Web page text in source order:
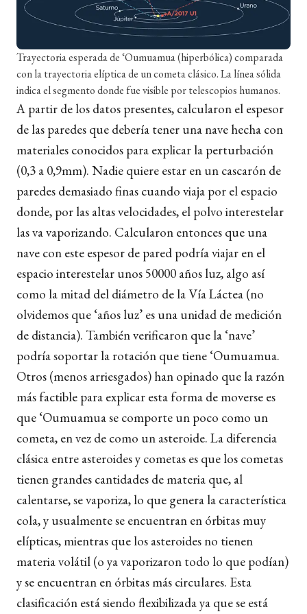
Trayectoria esperada de ‘Oumuamua (hiperbólica) comparada
con la trayectoria elíptica de un cometa clásico. La línea sólida
indica el segmento donde fue visible por telescopios humanos.
A partir de los datos presentes, calcularon el espesor
de las paredes que debería tener una nave hecha con
materiales conocidos para explicar la perturbación
(0,3 a 0,9mm). Nadie quiere estar en un cascarón de
paredes demasiado finas cuando viaja por el espacio
donde, por las altas velocidades, el polvo interestelar
las va vaporizando. Calcularon entonces que una
nave con este espesor de pared podría viajar en el
espacio interestelar unos 50000 años luz, algo así
como la mitad del diámetro de la Vía Láctea (no
olvidemos que ‘años luz’ es una unidad de medición
de distancia). También verificaron que la ‘nave’
podría soportar la rotación que tiene ‘Oumuamua.
Otros (menos arriesgados) han opinado que la razón
más factible para explicar esta forma de moverse es
que ‘Oumuamua se comporte un poco como un
cometa, en vez de como un asteroide. La diferencia
clásica entre asteroides y cometas es que los cometas
tienen grandes cantidades de materia que, al
calentarse, se vaporiza, lo que genera la característica
cola, y usualmente se encuentran en órbitas muy
elípticas, mientras que los asteroides no tienen
materia volátil (o ya vaporizaron todo lo que podían)
y se encuentran en órbitas más circulares. Esta
clasificación está siendo flexibilizada ya que se está